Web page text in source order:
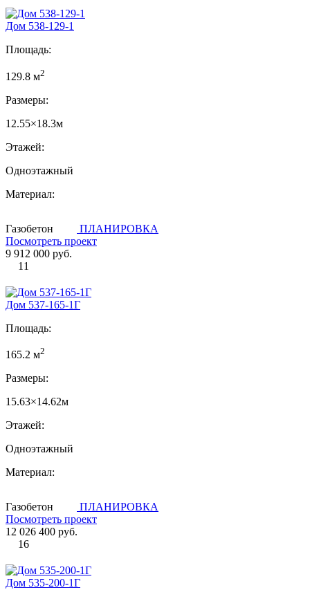
Дом 538-129-1
Площадь:
129.8 м2
Размеры:
12.55×18.3м
Этажей:
Одноэтажный
Материал:
Газобетон
ПЛАНИРОВКА
Посмотреть проект
9 912 000 руб.
11
Дом 537-165-1Г
Площадь:
165.2 м2
Размеры:
15.63×14.62м
Этажей:
Одноэтажный
Материал:
Газобетон
ПЛАНИРОВКА
Посмотреть проект
12 026 400 руб.
16
Дом 535-200-1Г